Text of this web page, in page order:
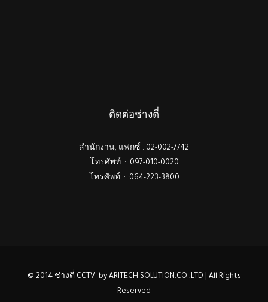
ติดต่อช่างตี๋
สำนักงาน, แฟกซ์ : 02-002-7742
โทรศัพท์ : 097-010-0020
โทรศัพท์ : 064-223-3800
© 2014 ช่างตี๋ CCTV by ARITECH SOLUTION.CO.,LTD | All Rights
Reserved